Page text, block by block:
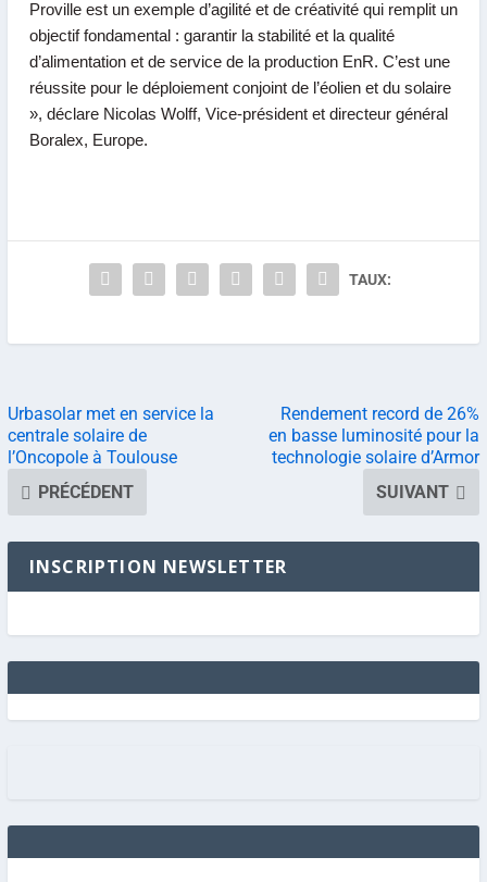
Proville est un exemple d’agilité et de créativité qui remplit un
objectif fondamental : garantir la stabilité et la qualité
d’alimentation et de service de la production EnR. C’est une
réussite pour le déploiement conjoint de l’éolien et du solaire
», déclare Nicolas Wolff, Vice-président et directeur général
Boralex, Europe.
TAUX:
Urbasolar met en service la
centrale solaire de
l’Oncopole à Toulouse
PRÉCÉDENT
Rendement record de 26%
en basse luminosité pour la
technologie solaire d’Armor
SUIVANT
INSCRIPTION NEWSLETTER